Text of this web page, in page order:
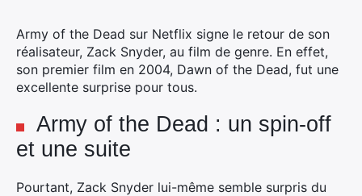
Army of the Dead sur Netflix signe le retour de son
réalisateur, Zack Snyder, au film de genre. En effet,
son premier film en 2004, Dawn of the Dead, fut une
excellente surprise pour tous.
Army of the Dead : un spin-off
et une suite
Pourtant, Zack Snyder lui-même semble surpris du